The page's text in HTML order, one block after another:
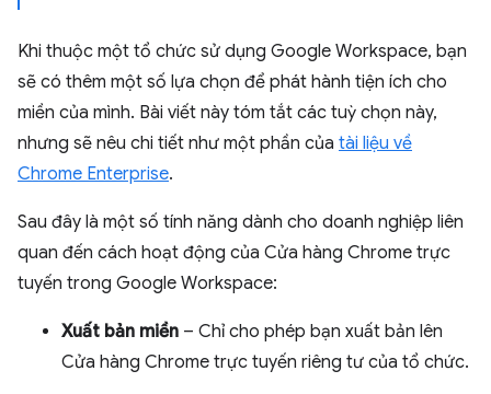
Khi thuộc một tổ chức sử dụng Google Workspace, bạn
sẽ có thêm một số lựa chọn để phát hành tiện ích cho
miền của mình. Bài viết này tóm tắt các tuỳ chọn này,
nhưng sẽ nêu chi tiết như một phần của tài liệu về
Chrome Enterprise.
Sau đây là một số tính năng dành cho doanh nghiệp liên
quan đến cách hoạt động của Cửa hàng Chrome trực
tuyến trong Google Workspace:
Xuất bản miền – Chỉ cho phép bạn xuất bản lên
Cửa hàng Chrome trực tuyến riêng tư của tổ chức.